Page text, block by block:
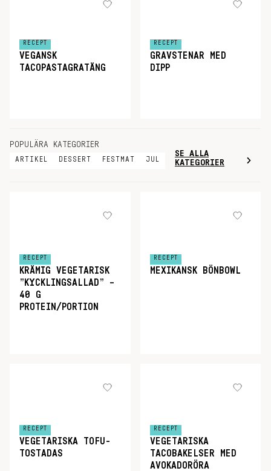
RECEPT
VEGANSK
TACOPASTAGRATÄNG
RECEPT
GRAVSTENAR MED
DIPP
POPULÄRA KATEGORIER
ARTIKEL DESSERT FESTMAT JUL
SE ALLA
KATEGORIER
RECEPT
KRÄMIG VEGETARISK
”KYCKLINGSALLAD” –
40 G
PROTEIN/PORTION
RECEPT
MEXIKANSK BÖNBOWL
RECEPT
VEGETARISKA TOFU-
TOSTADAS
RECEPT
VEGETARISKA
TACOBAKELSER MED
AVOKADORÖRA